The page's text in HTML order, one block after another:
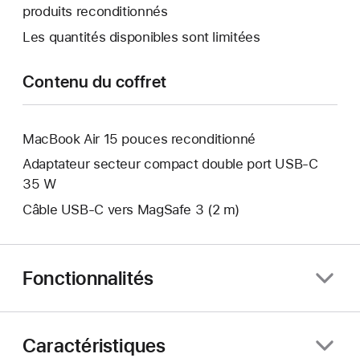
produits reconditionnés
Les quantités disponibles sont limitées
Contenu du coffret
MacBook Air 15 pouces reconditionné
Adaptateur secteur compact double port USB-C
35 W
Câble USB-C vers MagSafe 3 (2 m)
Fonctionnalités
Caractéristiques